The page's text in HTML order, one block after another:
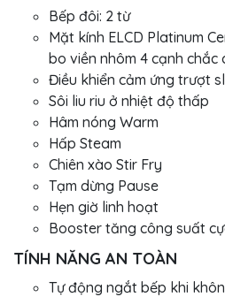
Bếp đôi: 2 từ
Mặt kính ELCD Platinum
bo viền nhôm 4 cạnh
Điều khiển cảm ứng trượt
Sôi liu riu ở nhiệt độ thấp
Hâm nóng Warm
Hấp Steam
Chiên xào Stir Fry
Tạm dừng Pause
Hẹn giờ linh hoạt
Booster tăng công suất
TÍNH NĂNG AN TOÀN
Tự động ngắt bếp khi